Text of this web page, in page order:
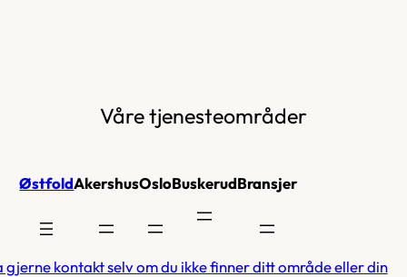
Våre tjenesteområder
ØstfoldAkershusOsloBuskerudBransjer
gjerne kontakt selv om du ikke finner ditt område eller din